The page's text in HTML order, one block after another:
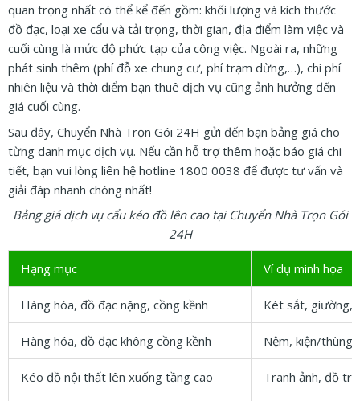
quan trọng nhất có thể kể đến gồm: khối lượng và kích thước
đồ đạc, loại xe cẩu và tải trọng, thời gian, địa điểm làm việc và
cuối cùng là mức độ phức tạp của công việc. Ngoài ra, những
phát sinh thêm (phí đỗ xe chung cư, phí trạm dừng,…), chi phí
nhiên liệu và thời điểm bạn thuê dịch vụ cũng ảnh hưởng đến
giá cuối cùng.
Sau đây, Chuyển Nhà Trọn Gói 24H gửi đến bạn bảng giá cho
từng danh mục dịch vụ. Nếu cần hỗ trợ thêm hoặc báo giá chi
tiết, bạn vui lòng liên hệ hotline 1800 0038 để được tư vấn và
giải đáp nhanh chóng nhất!
Bảng giá dịch vụ cẩu kéo đồ lên cao tại Chuyển Nhà Trọn Gói
24H
Hạng mục Ví dụ minh họa
Hàng hóa, đồ đạc nặng, cồng kềnh Két sắt, giường,
Hàng hóa, đồ đạc không cồng kềnh Nệm, kiện/thùng
Kéo đồ nội thất lên xuống tầng cao Tranh ảnh, đồ